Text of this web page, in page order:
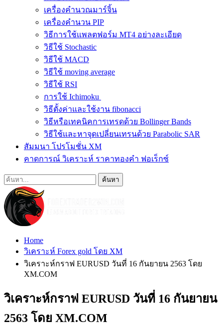
เครื่องคำนวณมาร์จิ้น
เครื่องคำนวน PIP
วิธีการใช้แพลตฟอร์ม MT4 อย่างละเอียด
วิธีใช้ Stochastic
วิธีใช้ MACD
วิธีใช้ moving average
วิธีใช้ RSI
การใช้ Ichimoku
วิธีตั้งค่าและใช้งาน fibonacci
วิธีหรือเทคนิคการเทรดด้วย Bollinger Bands
วิธีใช้และหาจุดเปลี่ยนเทรนด้วย Parabolic SAR
สัมมนา โปรโมชั่น XM
คาดการณ์ วิเคราะห์ ราคาทองคำ ฟอเร็กซ์
Home
วิเคราะห์ Forex gold โดย XM
วิเคราะห์กราฟ EURUSD วันที่ 16 กันยายน 2563 โดย
XM.COM
วิเคราะห์กราฟ EURUSD วันที่ 16 กันยายน
2563 โดย XM.COM